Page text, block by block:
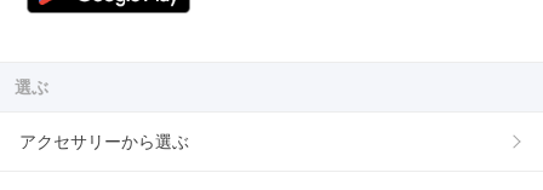
選ぶ
アクセサリーから選ぶ